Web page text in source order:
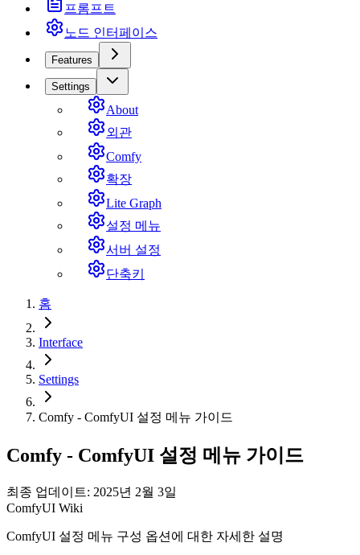
프롬프트
노드 인터페이스
Features
Settings
About
외관
Comfy
확장
Lite Graph
설정 메뉴
서버 설정
단축키
홈
Interface
Settings
Comfy - ComfyUI 설정 메뉴 가이드
Comfy - ComfyUI 설정 메뉴 가이드
최종 업데이트: 2025년 2월 3일
ComfyUI Wiki
ComfyUI 설정 메뉴 구성 옵션에 대한 자세한 설명